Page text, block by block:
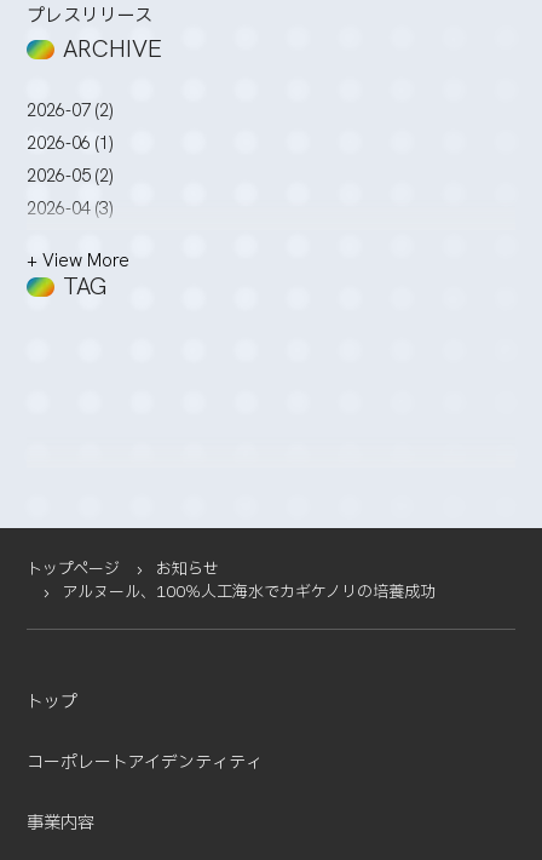
プレスリリース
ARCHIVE
2026-07 (2)
2026-06 (1)
2026-05 (2)
2026-04 (3)
2026-02 (3)
2025-06 (2)
2025-05 (1)
2025-04 (11)
2025-03 (2)
2025-01 (5)
2024-11 (5)
2024-08 (5)
+ View More
TAG
トップページ
お知らせ
アルヌール、100％人工海水でカギケノリの培養成功
トップ
コーポレートアイデンティティ
事業内容